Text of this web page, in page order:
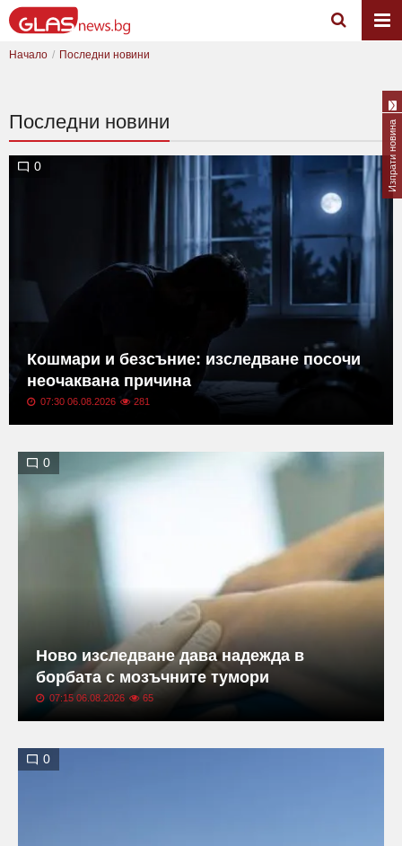
Начало Последни новини
Последни новини
0
Кошмари и безсъние: изследване посочи
неочаквана причина
07:30 06.08.2026 281
0
Ново изследване дава надежда в
борбата с мозъчните тумори
07:15 06.08.2026 65
0
Изпрати новина